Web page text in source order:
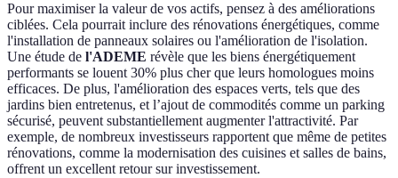
Pour maximiser la valeur de vos actifs, pensez à des améliorations
ciblées. Cela pourrait inclure des rénovations énergétiques, comme
l'installation de panneaux solaires ou l'amélioration de l'isolation.
Une étude de l'ADEME révèle que les biens énergétiquement
performants se louent 30% plus cher que leurs homologues moins
efficaces. De plus, l'amélioration des espaces verts, tels que des
jardins bien entretenus, et l’ajout de commodités comme un parking
sécurisé, peuvent substantiellement augmenter l'attractivité. Par
exemple, de nombreux investisseurs rapportent que même de petites
rénovations, comme la modernisation des cuisines et salles de bains,
offrent un excellent retour sur investissement.